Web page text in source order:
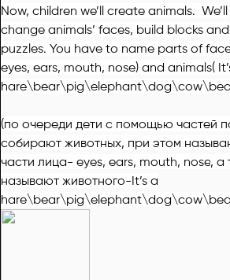
Now, children we’ll create animals. We’ll
change animals’ faces, build blocks and
puzzles. You have to name parts of
eyes, ears, mouth, nose) and animals(
(по очереди дети с помощью частей
собирают животных, при этом
части лица- eyes, ears, mouth, nose, а
называют животного-It’s a
hare\bear\pig\elephant\dog\cow\